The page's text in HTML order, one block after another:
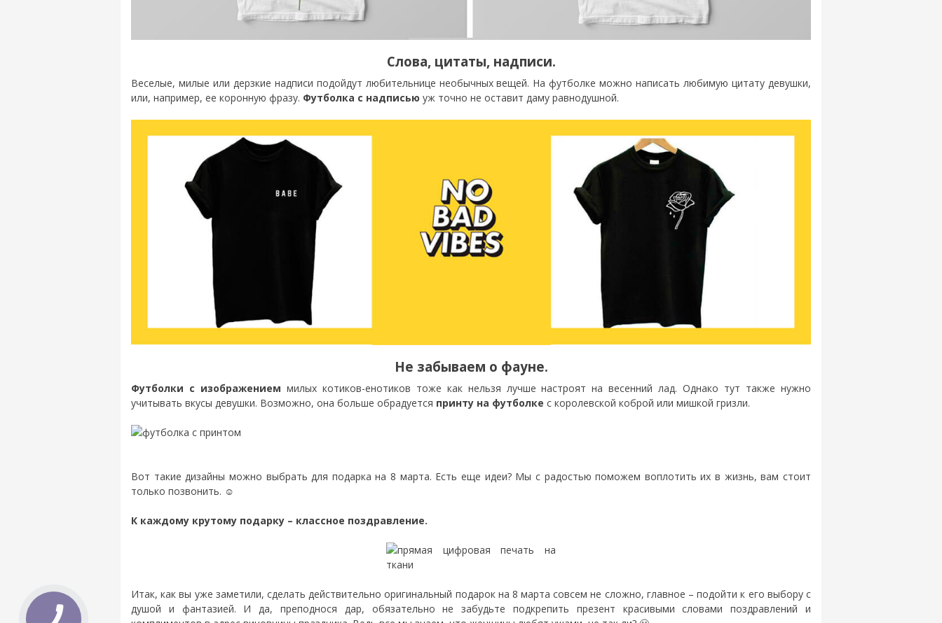
Слова, цитаты, надписи.
Веселые, милые или дерзкие надписи подойдут любительнице необычных вещей. На футболке можно написать любимую цитату девушки,
или, например, ее коронную фразу. Футболка с надписью уж точно не оставит даму равнодушной.
Не забываем о фауне.
Футболки с изображением милых котиков-енотиков тоже как нельзя лучше настроят на весенний лад. Однако тут также нужно
учитывать вкусы девушки. Возможно, она больше обрадуется принту на футболке с королевской коброй или мишкой гризли.
Вот такие дизайны можно выбрать для подарка на 8 марта. Есть еще идеи? Мы с радостью поможем воплотить их в жизнь, вам стоит
только позвонить. ☺
К каждому крутому подарку – классное поздравление.
Итак, как вы уже заметили, сделать действительно оригинальный подарок на 8 марта совсем не сложно, главное – подойти к его выбору с
душой и фантазией. И да, преподнося дар, обязательно не забудьте подкрепить презент красивыми словами поздравлений и